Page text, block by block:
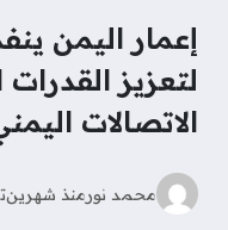
إعمار اليمن
لتعزيز
الاتصالات
محمد نورمنذ شهرين